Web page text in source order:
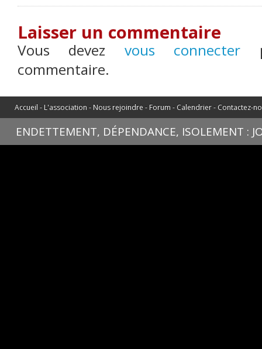
Laisser un commentaire
Vous devez vous connecter
commentaire.
Accueil -L'association -Nous rejoindre -Forum - Calendrier- Contactez-
ENDETTEMENT, DÉPENDANCE, ISOLEMENT :